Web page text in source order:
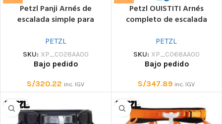
Petzl Panji Arnés de
escalada simple para
PETZL
SKU: XP_C028AA00
Bajo pedido
S/320.22 inc. IGV
Petzl OUISTITI Arnés
completo de escalada
PETZL
SKU: XP_C068AA00
Bajo pedido
S/347.89 inc. IGV